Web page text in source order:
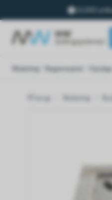
10.000
Riolering Regenwater
Terug Riolering